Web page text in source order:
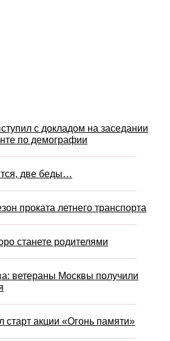
с докладом на заседании
по демографии
две беды…
проката летнего транспорта
станете родителями
ветераны Москвы получили
акции «Огонь памяти»